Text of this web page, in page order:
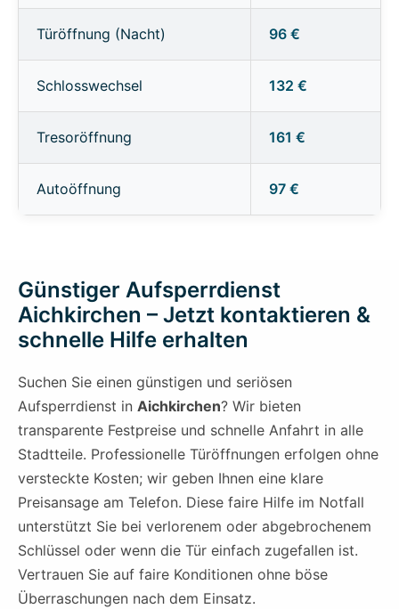
Türöffnung (Nacht) 96 €
Schlosswechsel 132 €
Tresoröffnung 161 €
Autoöffnung 97 €
Günstiger Aufsperrdienst
Aichkirchen – Jetzt kontaktieren &
schnelle Hilfe erhalten
Suchen Sie einen günstigen und seriösen
Aufsperrdienst in Aichkirchen? Wir bieten
transparente Festpreise und schnelle Anfahrt in alle
Stadtteile. Professionelle Türöffnungen erfolgen ohne
versteckte Kosten; wir geben Ihnen eine klare
Preisansage am Telefon. Diese faire Hilfe im Notfall
unterstützt Sie bei verlorenem oder abgebrochenem
Schlüssel oder wenn die Tür einfach zugefallen ist.
Vertrauen Sie auf faire Konditionen ohne böse
Überraschungen nach dem Einsatz.